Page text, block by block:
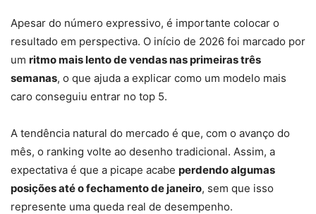
Apesar do número expressivo, é importante colocar o
resultado em perspectiva. O início de 2026 foi marcado por
um ritmo mais lento de vendas nas primeiras três
semanas, o que ajuda a explicar como um modelo mais
caro conseguiu entrar no top 5.
A tendência natural do mercado é que, com o avanço do
mês, o ranking volte ao desenho tradicional. Assim, a
expectativa é que a picape acabe perdendo algumas
posições até o fechamento de janeiro, sem que isso
represente uma queda real de desempenho.